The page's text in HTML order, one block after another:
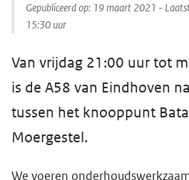
Gepubliceerd op: 19 maart 2021 -
15:30 uur
Van vrijdag 21:00 uur tot
is de A58 van Eindhoven
tussen het knooppunt
Moergestel.
We voeren